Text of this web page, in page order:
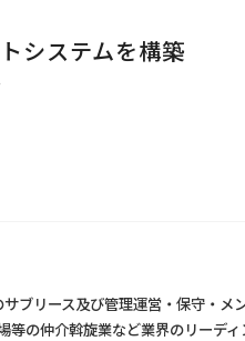
システムを構築
ブリース及び管理運営・保守・メ
等の仲介斡旋業など業界のリーデ